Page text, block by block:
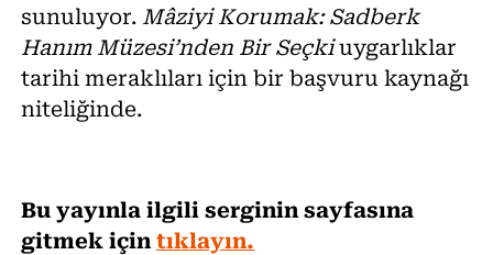
sunuluyor. Mâziyi Korumak: Sadberk
Hanım Müzesi’nden Bir Seçkiuygarlıklar
tarihi meraklıları için bir başvuru kaynağı
niteliğinde.
Bu yayınla ilgili serginin sayfasına
gitmek içintıklayın.